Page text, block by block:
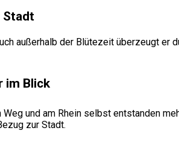
Stadt
außerhalb der Blütezeit überzeugt er
im Blick
Weg und am Rhein selbst entstanden
zur Stadt.